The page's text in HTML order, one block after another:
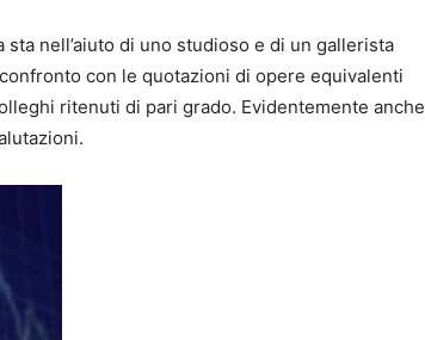
sta nell’aiuto di uno studioso e di un gallerista
con le quotazioni di opere equivalenti
ritenuti di pari grado. Evidentemente anche